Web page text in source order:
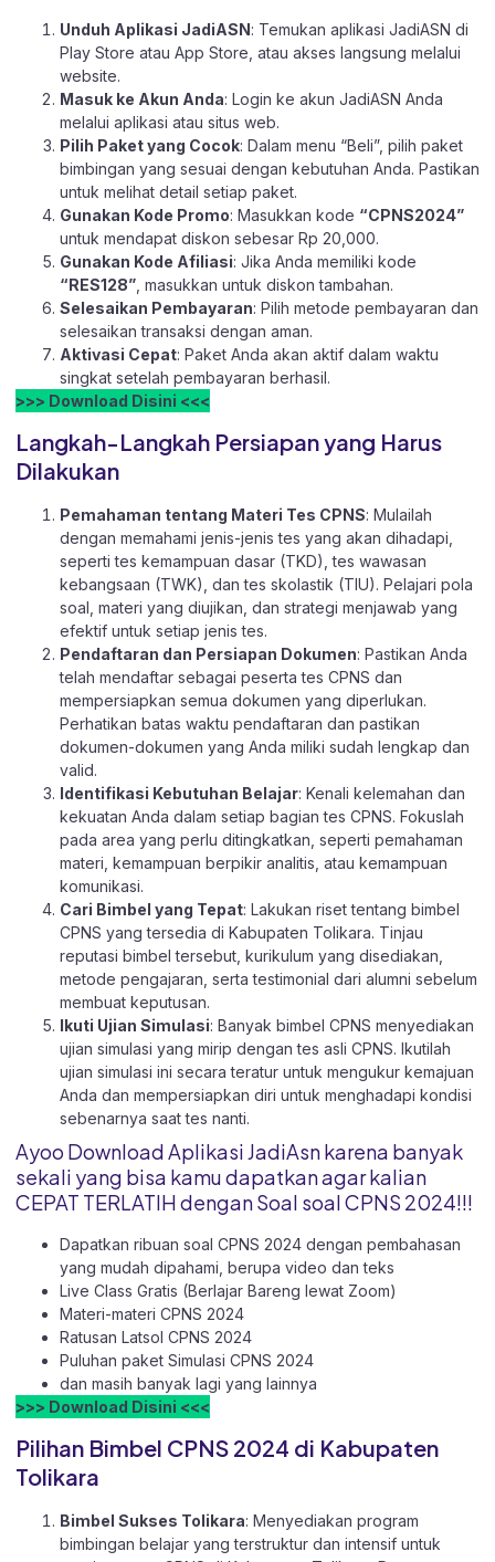
Unduh Aplikasi JadiASN: Temukan aplikasi JadiASN di
Play Store atau App Store , atau akses langsung melalui
website.
Masuk ke Akun Anda: Login ke akun JadiASN Anda
melalui aplikasi atau situs web.
Pilih Paket yang Cocok: Dalam menu “Beli”, pilih paket
bimbingan yang sesuai dengan kebutuhan Anda. Pastikan
untuk melihat detail setiap paket.
Gunakan Kode Promo: Masukkan kode “CPNS2024”
untuk mendapat diskon sebesar Rp 20,000.
Gunakan Kode Afiliasi: Jika Anda memiliki kode
“RES128” , masukkan untuk diskon tambahan.
Selesaikan Pembayaran: Pilih metode pembayaran dan
selesaikan transaksi dengan aman.
Aktivasi Cepat: Paket Anda akan aktif dalam waktu
singkat setelah pembayaran berhasil.
>>> Download Disini <<<
Langkah-Langkah Persiapan yang Harus
Dilakukan
Pemahaman tentang Materi Tes CPNS: Mulailah
dengan memahami jenis-jenis tes yang akan dihadapi,
seperti tes kemampuan dasar (TKD), tes wawasan
kebangsaan (TWK), dan tes skolastik (TIU). Pelajari pola
soal, materi yang diujikan, dan strategi menjawab yang
efektif untuk setiap jenis tes.
Pendaftaran dan Persiapan Dokumen: Pastikan Anda
telah mendaftar sebagai peserta tes CPNS dan
mempersiapkan semua dokumen yang diperlukan.
Perhatikan batas waktu pendaftaran dan pastikan
dokumen-dokumen yang Anda miliki sudah lengkap dan
valid.
Identifikasi Kebutuhan Belajar: Kenali kelemahan dan
kekuatan Anda dalam setiap bagian tes CPNS. Fokuslah
pada area yang perlu ditingkatkan, seperti pemahaman
materi, kemampuan berpikir analitis, atau kemampuan
komunikasi.
Cari Bimbel yang Tepat: Lakukan riset tentang bimbel
CPNS yang tersedia di Kabupaten Tolikara. Tinjau
reputasi bimbel tersebut, kurikulum yang disediakan,
metode pengajaran, serta testimonial dari alumni sebelum
membuat keputusan.
Ikuti Ujian Simulasi: Banyak bimbel CPNS menyediakan
ujian simulasi yang mirip dengan tes asli CPNS. Ikutilah
ujian simulasi ini secara teratur untuk mengukur kemajuan
Anda dan mempersiapkan diri untuk menghadapi kondisi
sebenarnya saat tes nanti.
Ayoo Download Aplikasi JadiAsn karena banyak
sekali yang bisa kamu dapatkan agar kalian
CEPAT TERLATIH dengan Soal soal CPNS 2024!!!
Dapatkan ribuan soal CPNS 2024 dengan pembahasan
yang mudah dipahami, berupa video dan teks
Live Class Gratis (Berlajar Bareng lewat Zoom)
Materi-materi CPNS 2024
Ratusan Latsol CPNS 2024
Puluhan paket Simulasi CPNS 2024
dan masih banyak lagi yang lainnya
>>> Download Disini <<<
Pilihan Bimbel CPNS 2024 di Kabupaten
Tolikara
Bimbel Sukses Tolikara: Menyediakan program
bimbingan belajar yang terstruktur dan intensif untuk